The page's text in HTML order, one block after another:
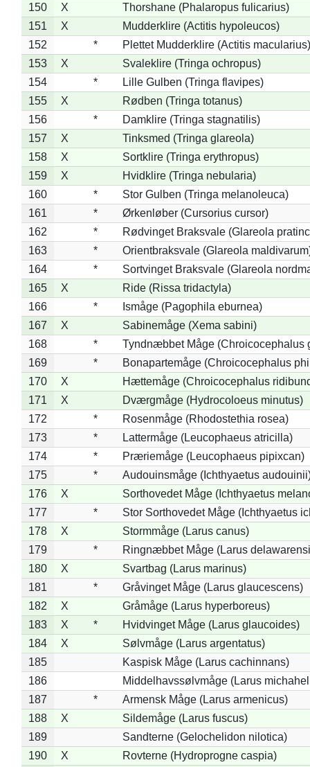
150
X
Thorshane (Phalaropus fulicarius)
151
X
Mudderklire (Actitis hypoleucos)
152
*
Plettet Mudderklire (Actitis macularius)
153
X
Svaleklire (Tringa ochropus)
154
*
Lille Gulben (Tringa flavipes)
155
X
Rødben (Tringa totanus)
156
*
Damklire (Tringa stagnatilis)
157
X
Tinksmed (Tringa glareola)
158
X
Sortklire (Tringa erythropus)
159
X
Hvidklire (Tringa nebularia)
160
*
Stor Gulben (Tringa melanoleuca)
161
*
Ørkenløber (Cursorius cursor)
162
*
Rødvinget Braksvale (Glareola
163
*
Orientbraksvale (Glareola
164
*
Sortvinget Braksvale (Glareola
165
X
Ride (Rissa tridactyla)
166
*
Ismåge (Pagophila eburnea)
167
X
Sabinemåge (Xema sabini)
168
*
Tyndnæbbet Måge (Chroicocephalus
169
*
Bonapartemåge (Chroicocephalus
170
X
Hættemåge (Chroicocephalus
171
X
Dværgmåge (Hydrocoloeus minutus)
172
*
Rosenmåge (Rhodostethia rosea)
173
*
Lattermåge (Leucophaeus atricilla)
174
*
Præriemåge (Leucophaeus pipixcan)
175
*
Audouinsmåge (Ichthyaetus
176
X
Sorthovedet Måge (Ichthyaetus
177
*
Stor Sorthovedet Måge (Ichthyaetus
178
X
Stormmåge (Larus canus)
179
*
Ringnæbbet Måge (Larus
180
X
Svartbag (Larus marinus)
181
*
Gråvinget Måge (Larus glaucescens)
182
X
Gråmåge (Larus hyperboreus)
183
X *
Hvidvinget Måge (Larus glaucoides)
184
X
Sølvmåge (Larus argentatus)
185
Kaspisk Måge (Larus cachinnans)
186
Middelhavssølvmåge (Larus
187
*
Armensk Måge (Larus armenicus)
188
X
Sildemåge (Larus fuscus)
189
Sandterne (Gelochelidon nilotica)
190
X
Rovterne (Hydroprogne caspia)